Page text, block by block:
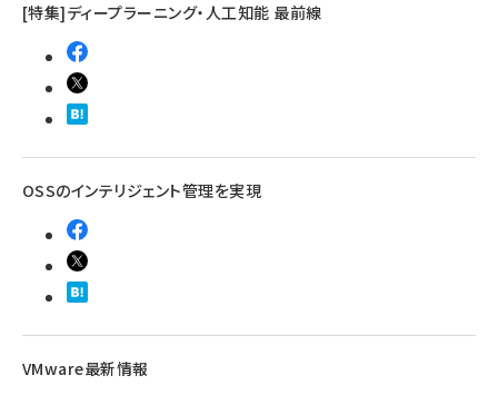
[特集]ディープラーニング・人工知能 最前線
OSSのインテリジェント管理を実現
VMware最新情報